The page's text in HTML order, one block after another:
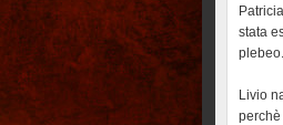
stata
plebeo.
Livio